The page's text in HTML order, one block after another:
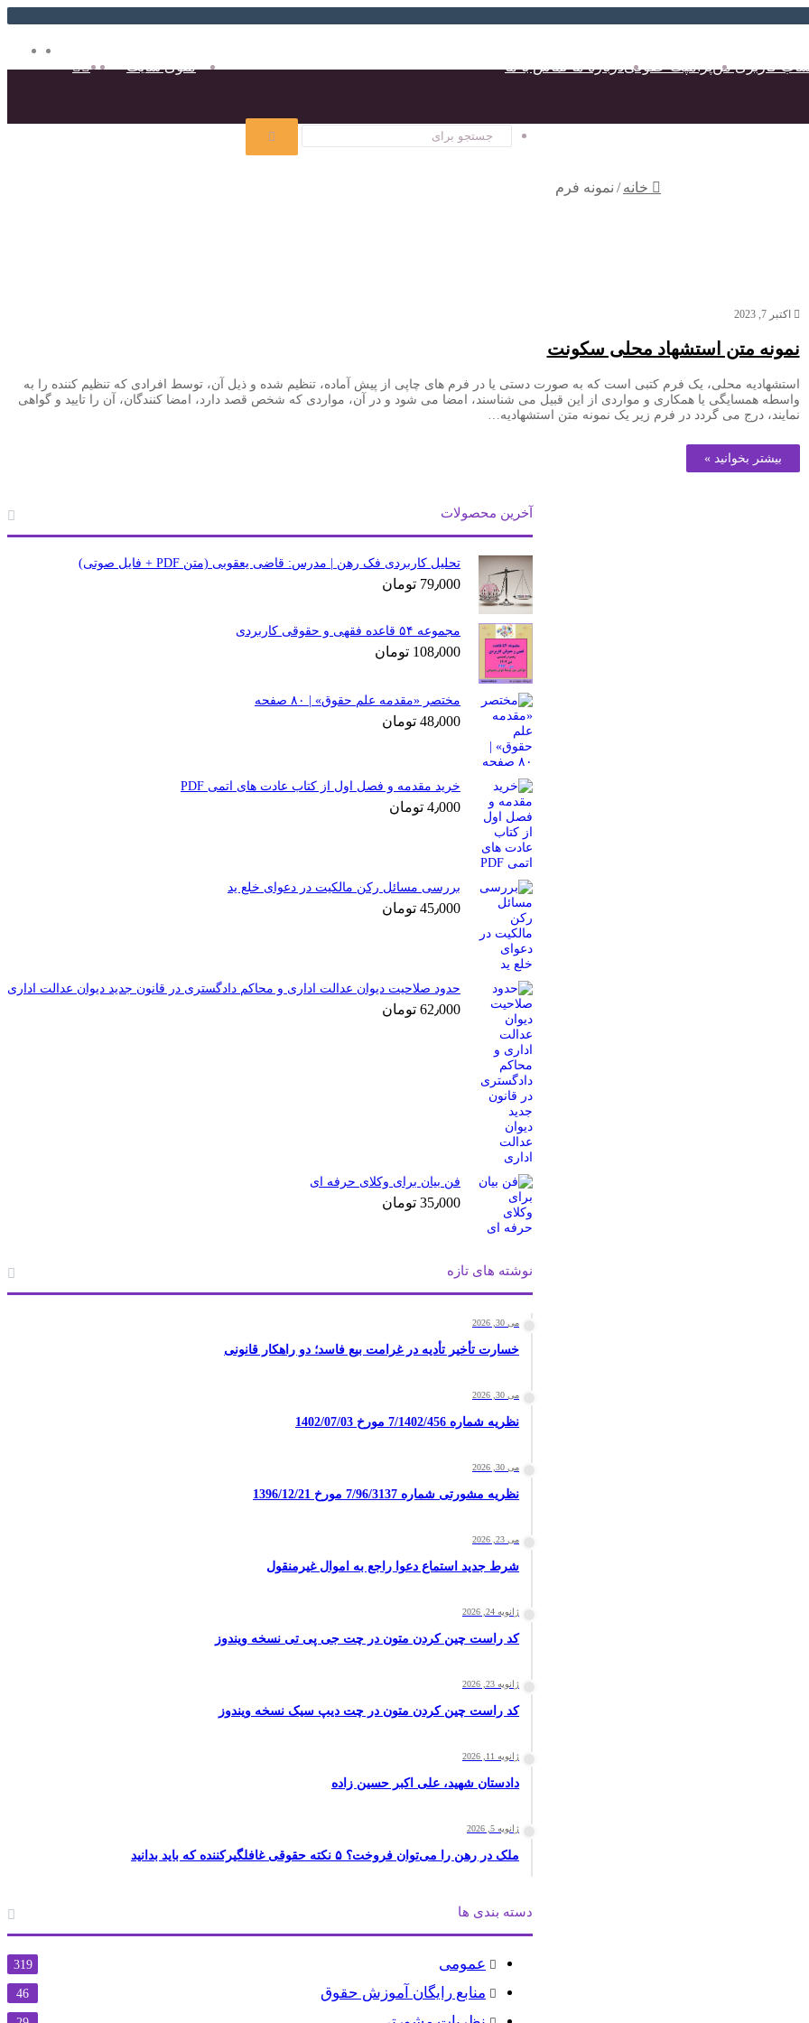
منوی سایت کاربری منپرامپت حقوقیدرباره ما-تماس با ما
جستجو
خانه / نمونه فرم
اکتبر 7, 2023
نمونه متن استشهاد محلی سکونت
استشهادیه محلی، یک فرم کتبی است که به صورت دستی یا در فرم های چاپی از پیش آماده، تنظیم شده و ذیل آن، توسط افرادی که تنظیم کننده را به
واسطه همسایگی یا همکاری و مواردی از این قبیل می شناسند، امضا می شود و در آن، مواردی که شخص قصد دارد، امضا کنندگان، آن را تایید و گواهی
نمایند، درج می گردد در فرم زیر یک نمونه متن استشهادیه…
بیشتر بخوانید »
آخرین محصولات
تحلیل کاربردی فک رهن | مدرس: قاضی یعقوبی (متن PDF + فایل صوتی)
79٫000 تومان
مجموعه ۵۴ قاعده فقهی و حقوقی کاربردی
108٫000 تومان
مختصر «مقدمه علم حقوق» | ۸۰ صفحه
48٫000 تومان
خرید مقدمه و فصل اول از کتاب عادت های اتمی PDF
4٫000 تومان
بررسی مسائل رکن مالکیت در دعوای خلع ید
45٫000 تومان
حدود صلاحیت دیوان عدالت اداری و محاکم دادگستری در قانون جدید دیوان عدالت اداری
62٫000 تومان
فن بیان برای وکلای حرفه ای
35٫000 تومان
نوشته های تازه
می 30, 2026
خسارت تأخیر تأدیه در غرامت بیع فاسد؛ دو راهکار قانونی
می 30, 2026
نظریه شماره 7/1402/456 مورخ 1402/07/03
می 30, 2026
نظریه مشورتی شماره 7/96/3137 مورخ 1396/12/21
می 23, 2026
شرط جدید استماع دعوا راجع به اموال غیرمنقول
ژانویه 24, 2026
کد راست چین کردن متون در چت جی پی تی نسخه ویندوز
ژانویه 23, 2026
کد راست چین کردن متون در چت دیپ سیک نسخه ویندوز
ژانویه 11, 2026
دادستان شهید، علی اکبر حسین زاده
ژانویه 5, 2026
ملک در رهن را می‌توان فروخت؟ ۵ نکته حقوقی غافلگیرکننده که باید بدانید
دسته بندی ها
عمومی 319
منابع رایگان آموزش حقوق 46